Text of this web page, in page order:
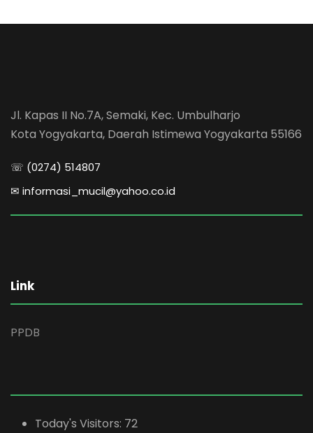
Jl. Kapas II No.7A, Semaki, Kec. Umbulharjo
Kota Yogyakarta, Daerah Istimewa Yogyakarta 55166
☏ (0274) 514807
✉ informasi_mucil@yahoo.co.id
Link
PPDB
Today's Visitors: 72